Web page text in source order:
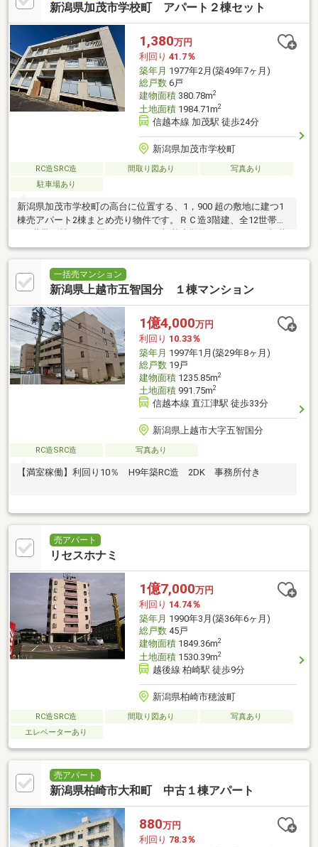
新潟県加茂市学校町 アパート２棟セット
1,380万円
利回り 41.7％
築年月 1977年2月(築49年7ヶ月)
総戸数6戸
建物面積380.78m2
土地面積1984.71m2
信越本線 加茂駅 徒歩24分
新潟県加茂市学校町
RC造SRC造 間取り図あり
写真あり
駐車場あり
新潟県加茂市学校町の高台に位置する、1，900 超の敷地に建つ1
棟売アパート2棟まとめ売り物件です。ＲＣ造3階建、全12世帯
中学校まで
一括売マンション
新潟県上越市五智国分 １棟マンション
1億4,000万円
利回り 10.33％
築年月 1997年1月(築29年8ヶ月)
総戸数19戸
建物面積1235.85m2
土地面積991.75m2
信越本線 直江津駅 徒歩33分
新潟県上越市大字五智国分
RC造SRC造 写真あり
【満室稼働】利回り10％ H9年築RC造 2DK 事務所付き
売アパート
リセスホナミ
1億7,000万円
利回り 14.74％
築年月 1990年3月(築36年6ヶ月)
総戸数45戸
建物面積1849.36m2
土地面積1530.39m2
越後線 柏崎駅 徒歩9分
新潟県柏崎市穂波町
RC造SRC造 間取り図あり
写真あり
エレベーターあり
売アパート
新潟県柏崎市大和町 中古１棟アパート
880万円
利回り 78.3％